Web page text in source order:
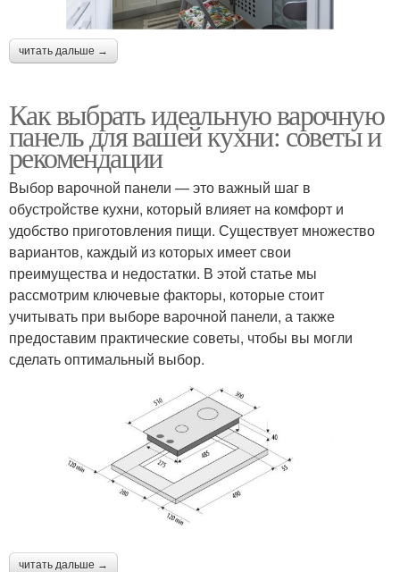
читать дальше →
Как выбрать идеальную варочную
панель для вашей кухни: советы и
рекомендации
Выбор варочной панели — это важный шаг в
обустройстве кухни, который влияет на комфорт и
удобство приготовления пищи. Существует множество
вариантов, каждый из которых имеет свои
преимущества и недостатки. В этой статье мы
рассмотрим ключевые факторы, которые стоит
учитывать при выборе варочной панели, а также
предоставим практические советы, чтобы вы могли
сделать оптимальный выбор.
читать дальше →